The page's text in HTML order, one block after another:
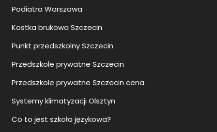
Podiatra Warszawa
Kostka brukowa Szczecin
Punkt przedszkolny Szczecin
Przedszkole prywatne Szczecin
Przedszkole prywatne Szczecin cena
Systemy klimatyzacji Olsztyn
Co to jest szkoła językowa?